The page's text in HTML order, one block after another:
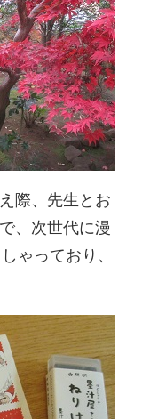
際、先生とお
、次世代に漫
ゃっており、